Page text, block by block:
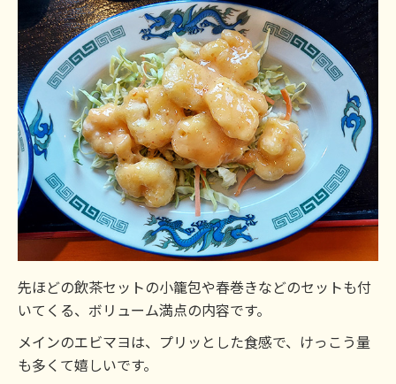
先ほどの飲茶セットの小籠包や春巻きなどのセットも付
いてくる、ボリューム満点の内容です。
メインのエビマヨは、プリッとした食感で、けっこう量
も多くて嬉しいです。